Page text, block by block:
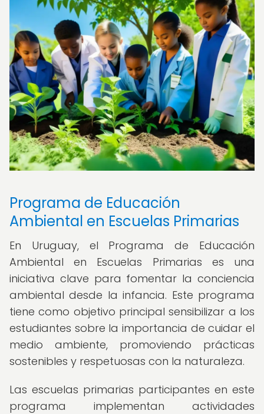
Programa de Educación
Ambiental en Escuelas Primarias
En Uruguay, el Programa de Educación
Ambiental en Escuelas Primarias es una
iniciativa clave para fomentar la conciencia
ambiental desde la infancia. Este programa
tiene como objetivo principal sensibilizar a los
estudiantes sobre la importancia de cuidar el
medio ambiente, promoviendo prácticas
sostenibles y respetuosas con la naturaleza.
Las escuelas primarias participantes en este
programa implementan actividades